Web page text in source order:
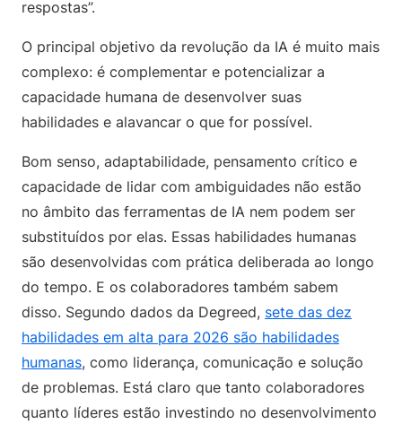
respostas”.
O principal objetivo da revolução da IA é muito mais
complexo: é complementar e potencializar a
capacidade humana de desenvolver suas
habilidades e alavancar o que for possível.
Bom senso, adaptabilidade, pensamento crítico e
capacidade de lidar com ambiguidades não estão
no âmbito das ferramentas de IA nem podem ser
substituídos por elas. Essas habilidades humanas
são desenvolvidas com prática deliberada ao longo
do tempo. E os colaboradores também sabem
disso. Segundo dados da Degreed, sete das dez
habilidades em alta para 2026 são habilidades
humanas, como liderança, comunicação e solução
de problemas. Está claro que tanto colaboradores
quanto líderes estão investindo no desenvolvimento